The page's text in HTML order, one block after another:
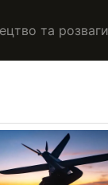
та розваги